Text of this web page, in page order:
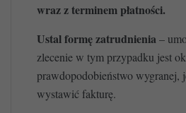
wraz z terminem płatności.
Ustal formę zatrudnienia–
zlecenie w tym przypadku jest
prawdopodobieństwo wygranej,
wystawić fakturę.